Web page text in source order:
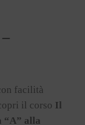
facilità
il corso Il
“A” alla